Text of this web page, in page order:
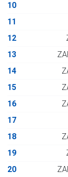
10
11
12
13
14
15
16
17
18
19
20